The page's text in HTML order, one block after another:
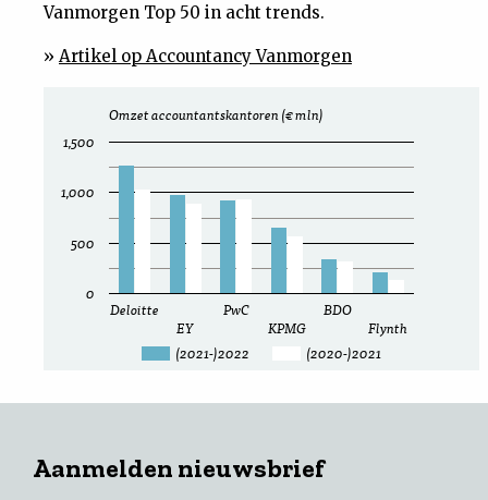
Vanmorgen Top 50 in acht trends.
» Artikel op Accountancy Vanmorgen
Omzet accountantskantoren (€ mln)
(2021-)2022 (2020-)2021
Deloitte
EY
PwC
KPMG
BDO
Flynth
0
500
1,000
1,500
Aanmelden nieuwsbrief